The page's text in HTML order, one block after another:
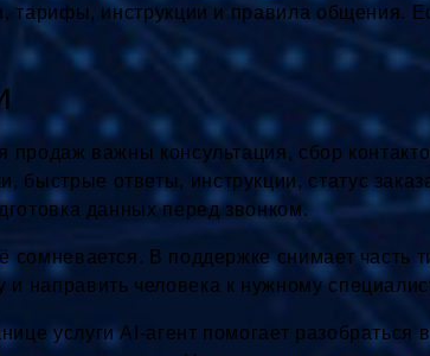
тарифы, инструкции и правила общения.
важны консультация, сбор
ответы, инструкции, статус
данных перед звонком.
сомневается. В поддержке снимает часть
направить человека к нужному
услуги AI-агент помогает разобраться в